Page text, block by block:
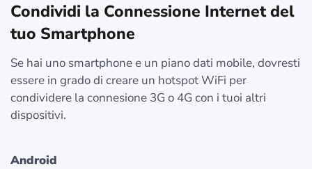
Condividi la Connessione Internet del
tuo Smartphone
Se hai uno smartphone e un piano dati mobile, dovresti
essere in grado di creare un hotspot WiFi per
condividere la connesione 3G o 4G con i tuoi altri
dispositivi.
Android